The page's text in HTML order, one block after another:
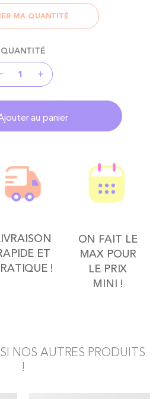
MA QUANTITÉ
QUANTITÉ
au panier
ET
!
ON FAIT LE
MAX POUR
LE PRIX
MINI !
NOS AUTRES PRODUITS
!